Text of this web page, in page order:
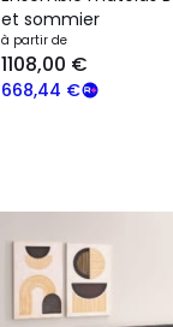
et sommier
à partir de
668,44 €
1108,00 €